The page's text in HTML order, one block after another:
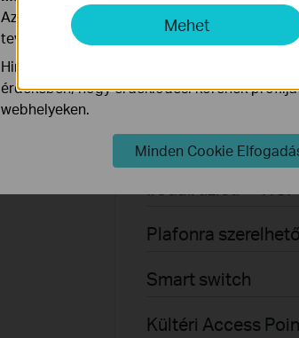
Irodai/üzleti > VIGI
Vezérlő rendszer
Vezérelhető switch
VPN routerek
Plafonra
Smart switch
Kültéri Access
Mehet
Az elemző cookie -k lehetővé teszik
tevékenységeit, hogy javítsuk és módosítsuk
Hirdetési partnereink a weboldalunkon
érdekében, hogy érdeklődési körének
webhelyeken.
Minden Cookie